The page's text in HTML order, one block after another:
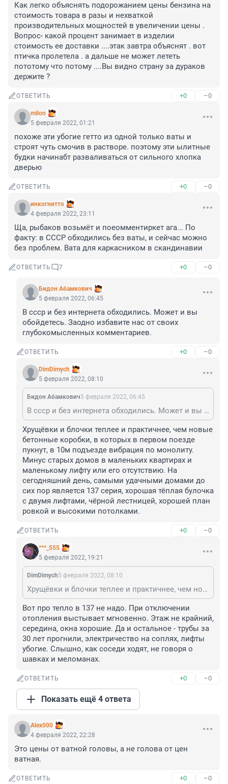
Как легко объяснять подорожанием цены бензина на
стоимость товара в разы и нехваткой
производительных мощностей в увеличении цены .
Вопрос- какой процент занимает в изделии
стоимость ее доставки ....этак завтра объяснят . вот
птичка пролетела . а дальше не может лететь
пототому что потому ....Вы видно страну за дураков
держите ?
ОТВЕТИТЬ +0 –0
milon
5 февраля 2022, 01:21
похоже эти убогие гетто из одной только ваты и
строят чуть смочив в растворе. поэтому эти ылитные
будки начинабт разваливаться от сильного хлопка
дверью
ОТВЕТИТЬ +0 –0
инкогнитто
4 февраля 2022, 23:11
Ща, рыбаков возьмёт и поеомментиркет ага... По
факту: в СССР обходились без ваты, и сейчас можно
без проблем. Вата для каркасником в скандинавии
ОТВЕТИТЬ 7 +0 –0
Бидон Абамкович
5 февраля 2022, 06:45
В ссср и без интернета обходились. Может и вы
обойдетесь. Заодно избавите нас от своих
глубокомысленных комментариев.
ОТВЕТИТЬ +0 –0
DimDimych
5 февраля 2022, 08:10
Бидон Абамкович5 февраля 2022, 06:45
В ссср и без интернета обходились. Может и вы обойдетесь. Заодно избавите нас от своих глубокомысленных комментариев.
Хрущёвки и блочки теплее и практичнее, чем новые
бетонные коробки, в которых в первом поезде
пукнут, в 10м подъезде вибрация по монолиту.
Минус старых домов в маленьких квартирах и
маленькому лифту или его отсутствию. На
сегодняшний день, самыми удачными домами до
сих пор является 137 серия, хорошая тёплая булочка
с двумя лифтами, чёрной лестницей, хорошей план
ровкой и высокими потолками.
ОТВЕТИТЬ +0 –0
***_555
5 февраля 2022, 19:21
DimDimych5 февраля 2022, 08:10
Хрущёвки и блочки теплее и практичнее, чем новые бетонные коробки, в которых в первом поезде пукнут, в 10м подъезде вибрация по монолиту. Минус старых домов в маленьких квартирах и маленькому лифту или его отсутствию. На сегодняшний день, самыми удачными домами до сих пор является 137 серия, хорошая тёплая булочка с двумя лифтами, чёрной лестницей, хорошей план ровкой и высокими потолками.
Вот про тепло в 137 не надо. При отключении
отопления выстывает мгновенно. Этаж не крайний,
середина, окна хорошие. Да и остальное - трубы за
30 лет прогнили, электричество на соплях, лифты
убогие. Слышно, как соседи ходят, не говоря о
шавках и меломанах.
ОТВЕТИТЬ +0 –0
Показать ещё 4 ответа
Alex000
4 февраля 2022, 22:28
Это цены от ватной головы, а не голова от цен
ватная.
ОТВЕТИТЬ +0 –0